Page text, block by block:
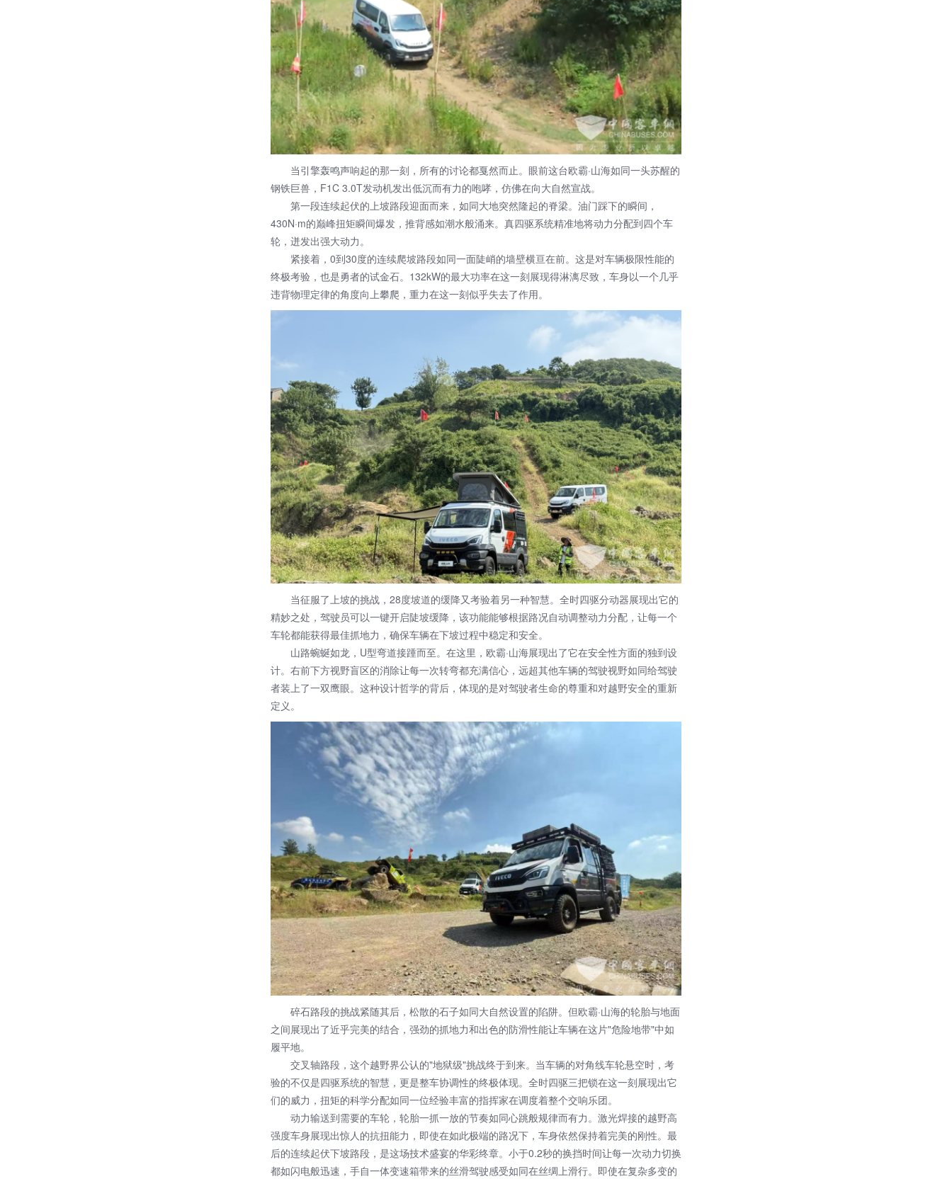
当引擎轰鸣声响起的那一刻，所有的讨论都戛然而止。眼前这台欧霸·山海如同一头苏醒的
钢铁巨兽，F1C 3.0T发动机发出低沉而有力的咆哮，仿佛在向大自然宣战。
第一段连续起伏的上坡路段迎面而来，如同大地突然隆起的脊梁。油门踩下的瞬间，
430N·m的巅峰扭矩瞬间爆发，推背感如潮水般涌来。真四驱系统精准地将动力分配到四个车
轮，迸发出强大动力。
紧接着，0到30度的连续爬坡路段如同一面陡峭的墙壁横亘在前。这是对车辆极限性能的
终极考验，也是勇者的试金石。132kW的最大功率在这一刻展现得淋漓尽致，车身以一个几乎
违背物理定律的角度向上攀爬，重力在这一刻似乎失去了作用。
当征服了上坡的挑战，28度坡道的缓降又考验着另一种智慧。全时四驱分动器展现出它的
精妙之处，驾驶员可以一键开启陡坡缓降，该功能能够根据路况自动调整动力分配，让每一个
车轮都能获得最佳抓地力，确保车辆在下坡过程中稳定和安全。
山路蜿蜒如龙，U型弯道接踵而至。在这里，欧霸·山海展现出了它在安全性方面的独到设
计。右前下方视野盲区的消除让每一次转弯都充满信心，远超其他车辆的驾驶视野如同给驾驶
者装上了一双鹰眼。这种设计哲学的背后，体现的是对驾驶者生命的尊重和对越野安全的重新
定义。
碎石路段的挑战紧随其后，松散的石子如同大自然设置的陷阱。但欧霸·山海的轮胎与地面
之间展现出了近乎完美的结合，强劲的抓地力和出色的防滑性能让车辆在这片"危险地带"中如
履平地。
交叉轴路段，这个越野界公认的"地狱级"挑战终于到来。当车辆的对角线车轮悬空时，考
验的不仅是四驱系统的智慧，更是整车协调性的终极体现。全时四驱三把锁在这一刻展现出它
们的威力，扭矩的科学分配如同一位经验丰富的指挥家在调度着整个交响乐团。
动力输送到需要的车轮，轮胎一抓一放的节奏如同心跳般规律而有力。激光焊接的越野高
强度车身展现出惊人的抗扭能力，即使在如此极端的路况下，车身依然保持着完美的刚性。最
后的连续起伏下坡路段，是这场技术盛宴的华彩终章。小于0.2秒的换挡时间让每一次动力切换
都如闪电般迅速，手自一体变速箱带来的丝滑驾驶感受如同在丝绸上滑行。即使在复杂多变的